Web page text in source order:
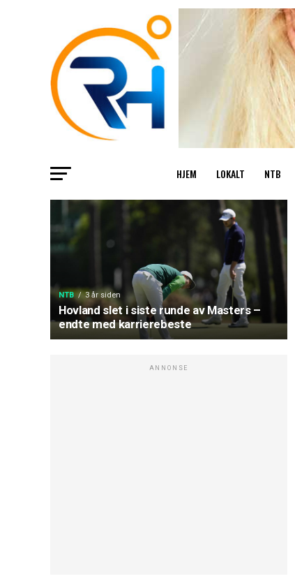
HJEM LOKALT NTB
NTB 3 år siden
Hovland slet i siste runde av Masters –
endte med karrierebeste
ANNONSE